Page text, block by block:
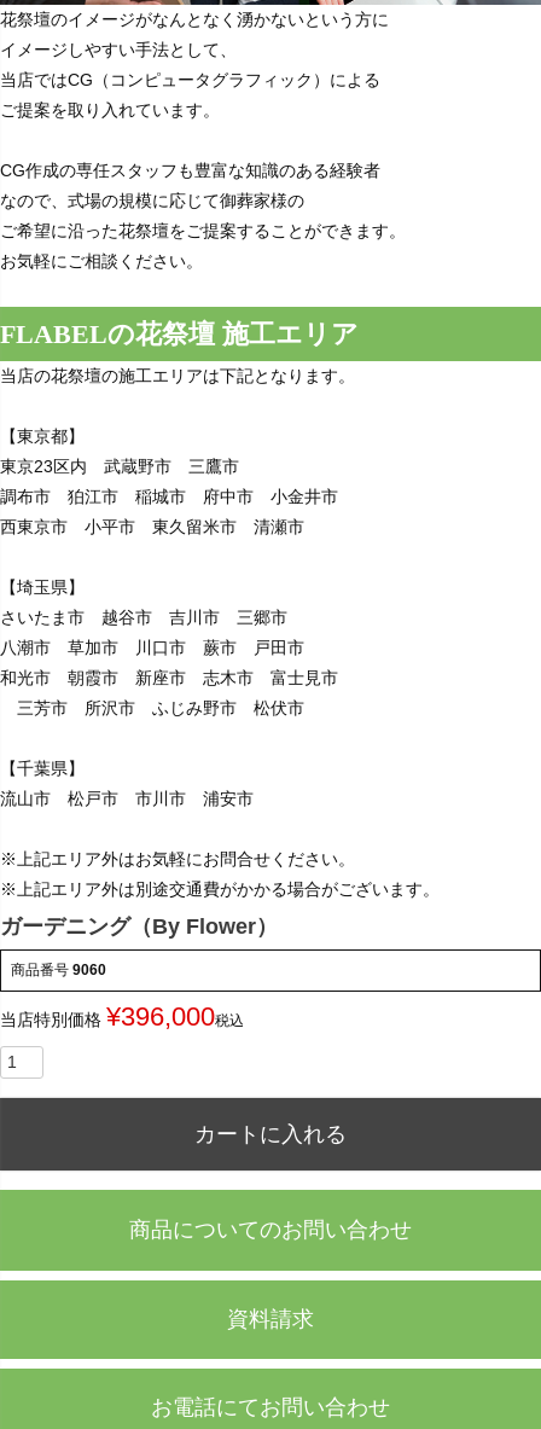
花祭壇のイメージがなんとなく湧かないという方に
イメージしやすい手法として、
当店ではCG（コンピュータグラフィック）による
ご提案を取り入れています。
CG作成の専任スタッフも豊富な知識のある経験者
なので、式場の規模に応じて御葬家様の
ご希望に沿った花祭壇をご提案することができます。
お気軽にご相談ください。
FLABELの花祭壇 施工エリア
当店の花祭壇の施工エリアは下記となります。
【東京都】
東京23区内 武蔵野市 三鷹市
調布市 狛江市 稲城市 府中市 小金井市
西東京市 小平市 東久留米市 清瀬市
【埼玉県】
さいたま市 越谷市 吉川市 三郷市
八潮市 草加市 川口市 蕨市 戸田市
和光市 朝霞市 新座市 志木市 富士見市
三芳市 所沢市 ふじみ野市 松伏市
【千葉県】
流山市 松戸市 市川市 浦安市
※上記エリア外はお気軽にお問合せください。
※上記エリア外は別途交通費がかかる場合がございます。
ガーデニング（By Flower）
商品番号 9060
当店特別価格 ¥396,000税込
カートに入れる
商品についてのお問い合わせ
資料請求
お電話にてお問い合わせ